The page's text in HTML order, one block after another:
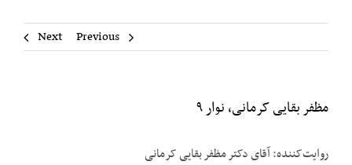
Previous
Next
مظفر بقایی کرمانی، نوار ۹
روایت‌کننده: آقای دکتر مظفر بقایی کرمانی